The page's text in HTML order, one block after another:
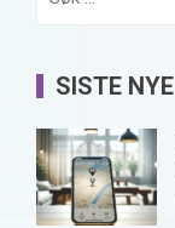
SISTE NYE